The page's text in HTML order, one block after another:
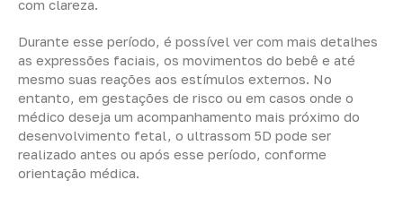
com clareza.
Durante esse período, é possível ver com mais detalhes
as expressões faciais, os movimentos do bebê e até
mesmo suas reações aos estímulos externos. No
entanto, em gestações de risco ou em casos onde o
médico deseja um acompanhamento mais próximo do
desenvolvimento fetal, o ultrassom 5D pode ser
realizado antes ou após esse período, conforme
orientação médica.